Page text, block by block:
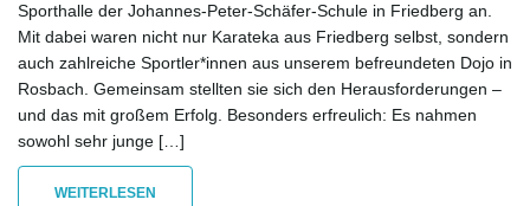
l
Sporthalle der Johannes-Peter-Schäfer-Schule in Friedberg an.
Mit dabei waren nicht nur Karateka aus Friedberg selbst, sondern
auch zahlreiche Sportler*innen aus unserem befreundeten Dojo in
Rosbach. Gemeinsam stellten sie sich den Herausforderungen –
und das mit großem Erfolg. Besonders erfreulich: Es nahmen
sowohl sehr junge […]
WEITERLESEN